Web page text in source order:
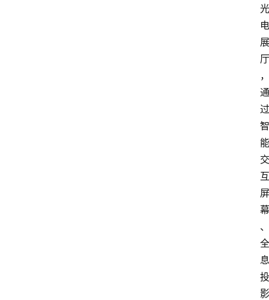
光
电
展
厅
，
通
过
智
能
交
互
屏
幕
、
全
息
投
影